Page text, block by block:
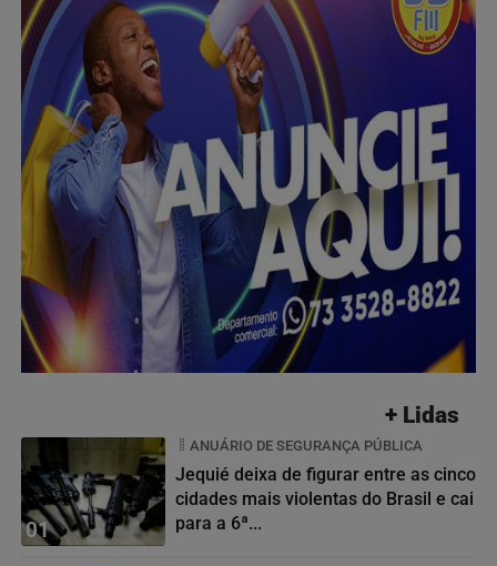
+ Lidas
01
ANUÁRIO DE SEGURANÇA PÚBLICA
Jequié deixa de figurar entre as cinco
cidades mais violentas do Brasil e cai
para a 6ª...